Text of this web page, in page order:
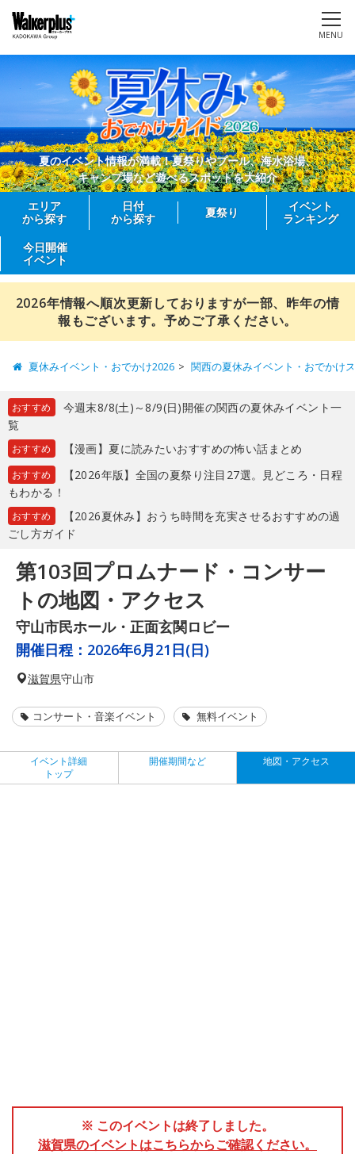
MENU
夏のイベント情報が満載！夏祭りやプール、海水浴場、
キャンプ場など遊べるスポットを大紹介
エリア
から探す
日付
から探す
夏祭り
イベント
ランキング
今日開催
イベント
2026年情報へ順次更新しておりますが一部、昨年の情
報もございます。予めご了承ください。
夏休みイベント・おでかけ2026 関西の夏休みイベント・おでかけ
おすすめ
今週末8/8(土)～8/9(日)開催の関西の夏休みイベント一
覧
おすすめ 【漫画】夏に読みたいおすすめの怖い話まとめ
おすすめ
【2026年版】全国の夏祭り注目27選。見どころ・日程
もわかる！
おすすめ
【2026夏休み】おうち時間を充実させるおすすめの過
ごし方ガイド
第103回プロムナード・コンサー
トの地図・アクセス
守山市民ホール・正面玄関ロビー
開催日程： 2026年6月21日(日)
滋賀県守山市
コンサート・音楽イベント 無料イベント
イベント詳細
トップ
開催期間など 地図・アクセス
※ このイベントは終了しました。
滋賀県のイベントはこちらからご確認ください。